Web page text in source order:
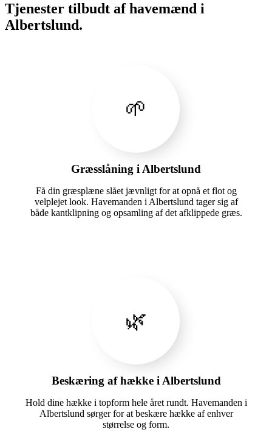
Tjenester tilbudt af havemænd i
Albertslund.
🌱
Græsslåning i Albertslund
Få din græsplæne slået jævnligt for at opnå et flot og
velplejet look. Havemanden i Albertslund tager sig af
både kantklipning og opsamling af det afklippede græs.
🌿
Beskæring af hække i Albertslund
Hold dine hække i topform hele året rundt. Havemanden i
Albertslund sørger for at beskære hække af enhver
størrelse og form.